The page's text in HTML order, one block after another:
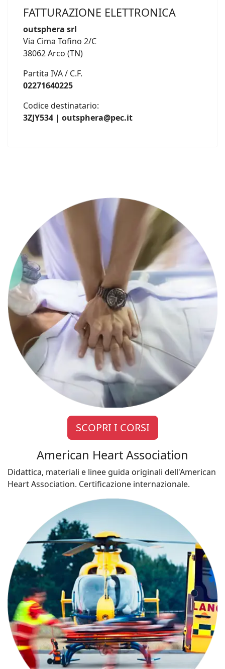
FATTURAZIONE ELETTRONICA
outsphera srl
Via Cima Tofino 2/C
38062 Arco (TN)
Partita IVA / C.F.
02271640225
Codice destinatario:
3ZJY534 | outsphera@pec.it
SCOPRI I CORSI
American Heart Association
Didattica, materiali e linee guida originali dell'American
Heart Association. Certificazione internazionale.